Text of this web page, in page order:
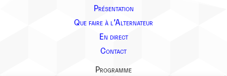
Présentation
Que faire à l’Alternateur
En direct
Contact
Programme